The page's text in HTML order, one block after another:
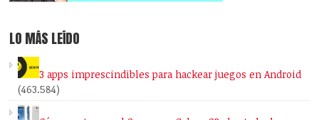
LO MÁS LEÍDO
3 apps imprescindibles para hackear juegos en Android
(463.584)